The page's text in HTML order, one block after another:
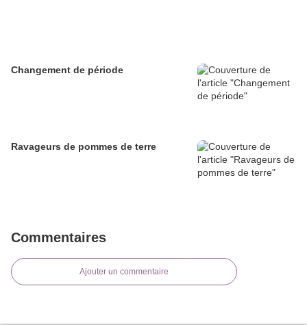
Changement de période
Ravageurs de pommes de terre
Commentaires
Ajouter un commentaire